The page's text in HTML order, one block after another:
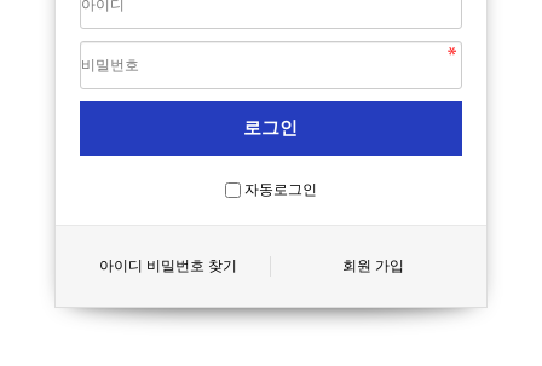
자동로그인
아이디 비밀번호 찾기 회원 가입